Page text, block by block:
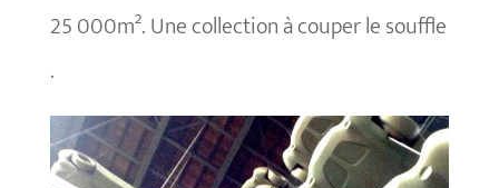
25 000m². Une collection à couper le souffle
.